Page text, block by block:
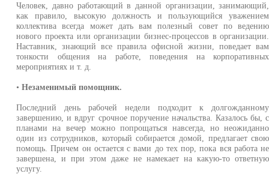
Человек, давно работающий в данной организации, занимающий,
как правило, высокую должность и пользующийся уважением
коллектива всегда может дать вам полезный совет по ведению
нового проекта или организации бизнес-процессов в организации.
Наставник, знающий все правила офисной жизни, поведает вам
тонкости общения на работе, поведения на корпоративных
мероприятиях и т. д.
•Незаменимый помощник.
Последний день рабочей недели подходит к долгожданному
завершению, и вдруг срочное поручение начальства. Казалось бы, с
планами на вечер можно попрощаться навсегда, но неожиданно
один из сотрудников, который собирается домой, предлагает свою
помощь. Причем он остается с вами до тех пор, пока вся работа не
завершена, и при этом даже не намекает на какую-то ответную
услугу.